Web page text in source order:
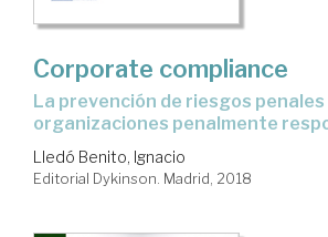
Corporate compliance
la prevención de riesgos penales y delitos en las
organizaciones penalmente
Lledó Benito, Ignacio
Editorial Dykinson. Madrid, 2018